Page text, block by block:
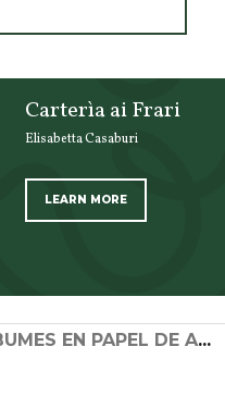
Carterìa ai Frari
Elisabetta Casaburi
LEARN MORE
PAR DE ÁLBUMES EN PAPEL DE ALGODÓN